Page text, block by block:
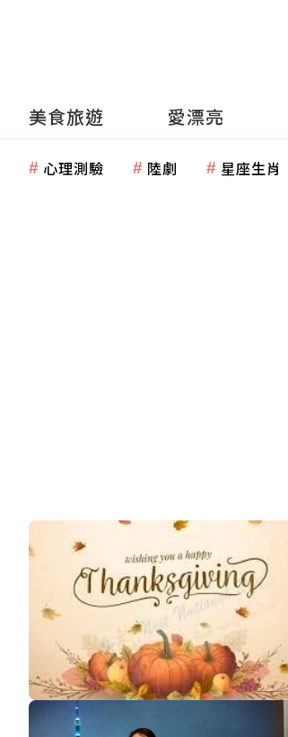
美食旅遊 愛漂亮
心理測驗 陸劇 星座生肖